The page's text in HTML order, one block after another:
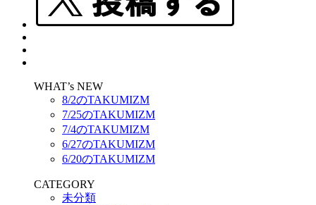
WHAT’s NEW
8/2のTAKUMIZM
7/25のTAKUMIZM
7/4のTAKUMIZM
6/27のTAKUMIZM
6/20のTAKUMIZM
CATEGORY
未分類